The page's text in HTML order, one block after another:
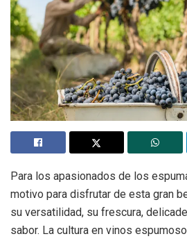
Para los apasionados de los
motivo para disfrutar de esta gran
su versatilidad, su frescura,
sabor. La cultura en vinos